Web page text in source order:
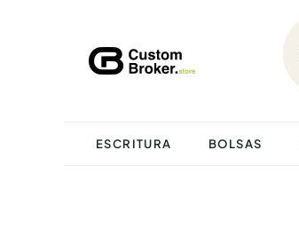
ESCRITURA BOLSAS